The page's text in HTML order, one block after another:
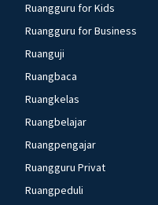
Ruangguru for Kids
Ruangguru for Business
Ruanguji
Ruangbaca
Ruangkelas
Ruangbelajar
Ruangpengajar
Ruangguru Privat
Ruangpeduli